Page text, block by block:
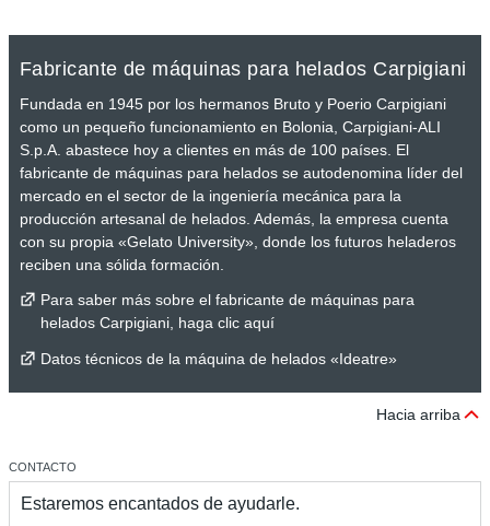
Fabricante de máquinas para helados Carpigiani
Fundada en 1945 por los hermanos Bruto y Poerio Carpigiani
como un pequeño funcionamiento en Bolonia, Carpigiani-ALI
S.p.A. abastece hoy a clientes en más de 100 países. El
fabricante de máquinas para helados se autodenomina líder del
mercado en el sector de la ingeniería mecánica para la
producción artesanal de helados. Además, la empresa cuenta
con su propia «Gelato University», donde los futuros heladeros
reciben una sólida formación.
Para saber más sobre el fabricante de máquinas para
helados Carpigiani, haga clic aquí
Datos técnicos de la máquina de helados «Ideatre»
Hacia arriba
CONTACTO
Estaremos encantados de ayudarle.